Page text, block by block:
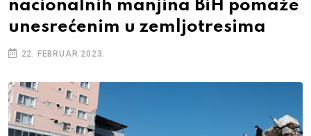
nacionalnih manjina BiH pomaže
unesrećenim u zemljotresima
22. FEBRUAR 2023.